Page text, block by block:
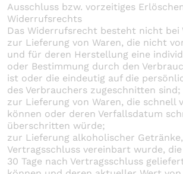
Ausschluss bzw. vorzeitiges
Widerrufsrechts
Das Widerrufsrecht besteht nicht bei
zur Lieferung von Waren, die nicht
und für deren Herstellung eine
oder Bestimmung durch den
ist oder die eindeutig auf die
des Verbrauchers zugeschnitten sind;
zur Lieferung von Waren, die schnell
können oder deren Verfallsdatum
überschritten würde;
zur Lieferung alkoholischer
Vertragsschluss vereinbart wurde,
30 Tage nach Vertragsschluss